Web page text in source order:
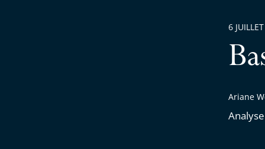
Ariane
6